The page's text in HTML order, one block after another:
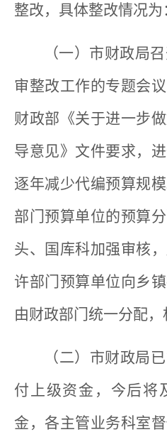
整改，具体整改情况为
（一）市财政局
审整改工作的专题会
财政部《关于进一步
导意见》文件要求，
逐年减少代编预算规
部门预算单位的预算
头、国库科加强审核
许部门预算单位向乡
由财政部门统一分配，
（二）市财政局
付上级资金，今后将
金，各主管业务科室